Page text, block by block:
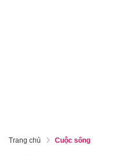
Trang chủ Cuộc sống